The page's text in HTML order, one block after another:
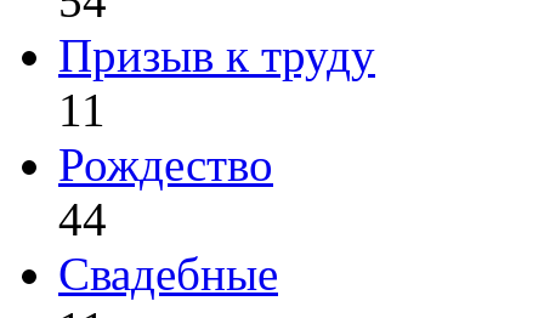
Призыв к труду
11
Рождество
44
Свадебные